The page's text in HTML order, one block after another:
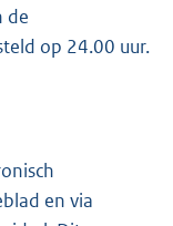
de
op 24.00 uur.
en via